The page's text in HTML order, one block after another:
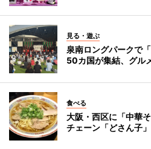
見る・遊ぶ
泉南ロングパークで
50カ国が集結、グル
食べる
大阪・西区に「中華
チェーン「どさん子